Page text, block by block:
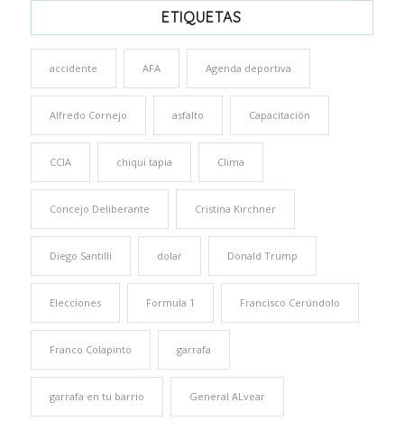
ETIQUETAS
accidente AFA Agenda deportiva
Alfredo Cornejo asfalto Capacitación
CCIA chiqui tapia Clima
Concejo Deliberante Cristina Kirchner
Diego Santilli dolar Donald Trump
Elecciones Formula 1 Francisco Cerúndolo
Franco Colapinto garrafa
garrafa en tu barrio General ALvear